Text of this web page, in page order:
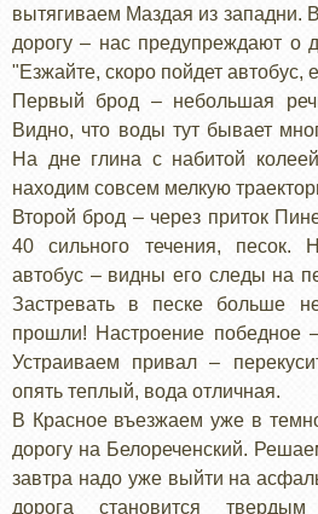
вытягиваем Маздая из западни.
дорогу – нас предупреждают о
"Езжайте, скоро пойдет автобус,
Первый брод – небольшая
Видно, что воды тут бывает
На дне глина с набитой
находим совсем мелкую
Второй брод – через приток
40 сильного течения, песок.
автобус – видны его следы на
Застревать в песке больше
прошли! Настроение победное
Устраиваем привал –
опять теплый, вода отличная.
В Красное въезжаем уже в
дорогу на Белореченский.
завтра надо уже выйти на
дорога становится